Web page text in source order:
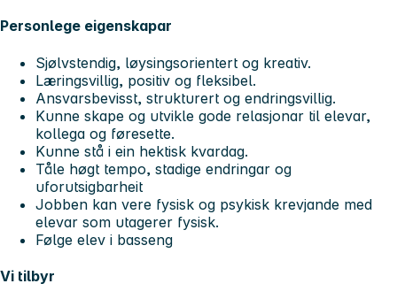
Personlege eigenskapar
Sjølvstendig, løysingsorientert og kreativ.
Læringsvillig, positiv og fleksibel.
Ansvarsbevisst, strukturert og endringsvillig.
Kunne skape og utvikle gode relasjonar til elevar,
kollega og føresette.
Kunne stå i ein hektisk kvardag.
Tåle høgt tempo, stadige endringar og
uforutsigbarheit
Jobben kan vere fysisk og psykisk krevjande med
elevar som utagerer fysisk.
Følge elev i basseng
Vi tilbyr